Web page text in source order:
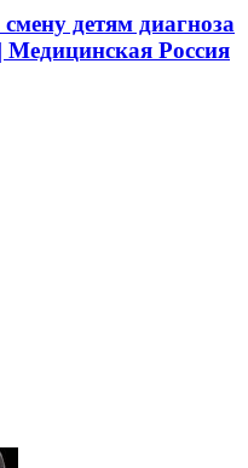
детям диагноза
Россия